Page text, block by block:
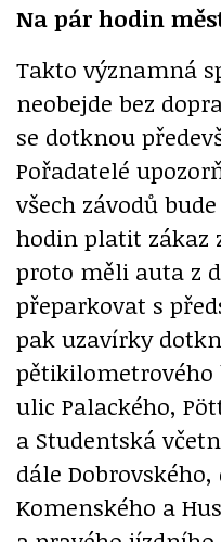
Na pár hodin
Takto významná
neobejde bez
se dotknou
Pořadatelé
všech závodů
hodin platit zákaz
proto měli auta z
přeparkovat s
pak uzavírky
ulic Palackého,
a Studentská
dále
Komenského a